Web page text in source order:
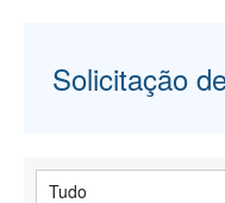
Solicitação